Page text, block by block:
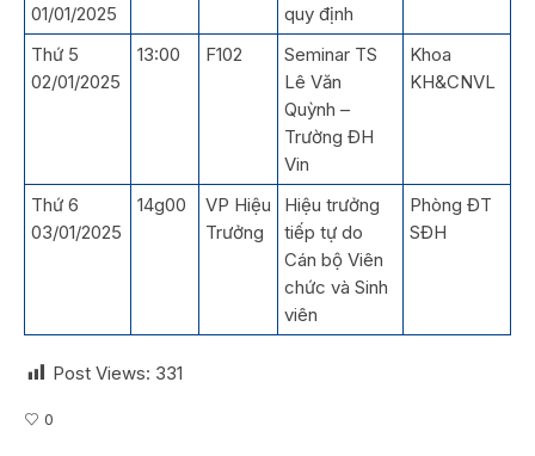
01/01/2025
quy định
Thứ 5
02/01/2025
13:00 F102
Seminar TS
Lê Văn
Quỳnh –
Trường ĐH
Vin
Khoa
KH&CNVL
Thứ 6
03/01/2025
14g00
VP Hiệu
Trưởng
Hiệu trưởng
tiếp tự do
Cán bộ Viên
chức và Sinh
viên
Phòng ĐT
SĐH
Post Views: 331
0